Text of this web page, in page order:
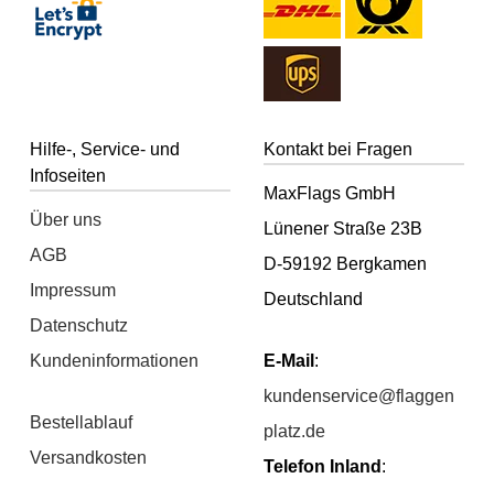
Hilfe-, Service- und
Infoseiten
Über uns
AGB
Impressum
Datenschutz
Kundeninformationen
Bestellablauf
Versandkosten
Kontakt bei Fragen
MaxFlags GmbH
Lünener Straße 23B
D-59192 Bergkamen
Deutschland
E-Mail :
kundenservice@flaggen
platz.de
Telefon Inland :